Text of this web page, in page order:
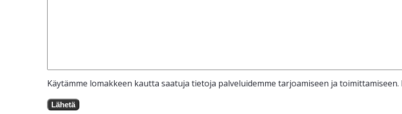
Käytämme lomakkeen kautta saatuja tietoja palveluidemme tarjoamiseen ja
Lähetä